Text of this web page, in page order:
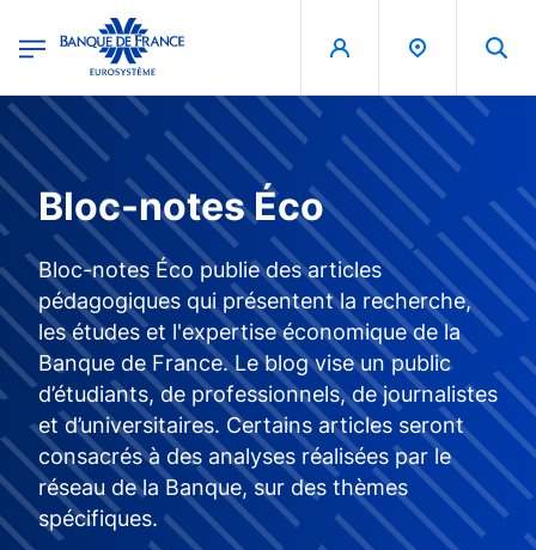
Banque de France - Menu Principal
Bloc-notes Éco
Bloc-notes Éco publie des articles
pédagogiques qui présentent la recherche,
les études et l'expertise économique de la
Banque de France. Le blog vise un public
d’étudiants, de professionnels, de journalistes
et d’universitaires. Certains articles seront
consacrés à des analyses réalisées par le
réseau de la Banque, sur des thèmes
spécifiques.